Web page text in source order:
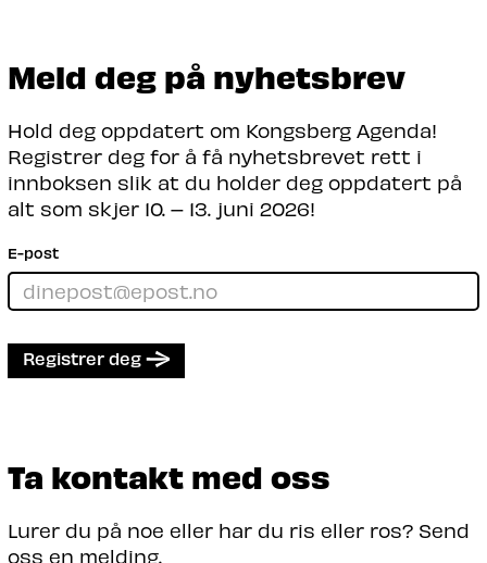
Meld deg på nyhetsbrev
Hold deg oppdatert om Kongsberg Agenda!
Registrer deg for å få nyhetsbrevet rett i
innboksen slik at du holder deg oppdatert på
alt som skjer 10. – 13. juni 2026!
E-post
Registrer deg
Ta kontakt med oss
Lurer du på noe eller har du ris eller ros? Send
oss en melding.